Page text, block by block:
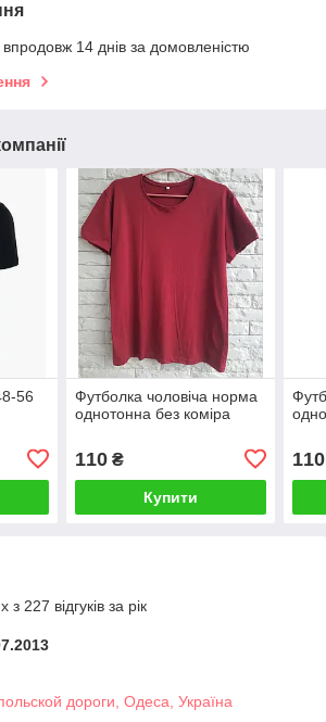
14 днів за домовленістю
56
Футболка чоловіча норма
однотонна без коміра
110₴
Купити
110
227 відгуків за рік
дороги, Одеса, Україна